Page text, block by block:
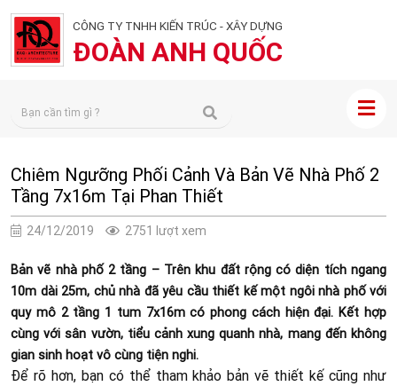
CÔNG TY TNHH KIẾN TRÚC - XÂY DỰNG
ĐOÀN ANH QUỐC
Chiêm Ngưỡng Phối Cảnh Và Bản Vẽ Nhà Phố 2
Tầng 7x16m Tại Phan Thiết
24/12/2019 2751 lượt xem
Bản vẽ nhà phố 2 tầng – Trên khu đất rộng có diện tích ngang
10m dài 25m, chủ nhà đã yêu cầu thiết kế một ngôi nhà phố với
quy mô 2 tầng 1 tum 7x16m có phong cách hiện đại. Kết hợp
cùng với sân vườn, tiểu cảnh xung quanh nhà, mang đến không
gian sinh hoạt vô cùng tiện nghi.
Để rõ hơn, bạn có thể tham khảo bản vẽ thiết kế cũng như